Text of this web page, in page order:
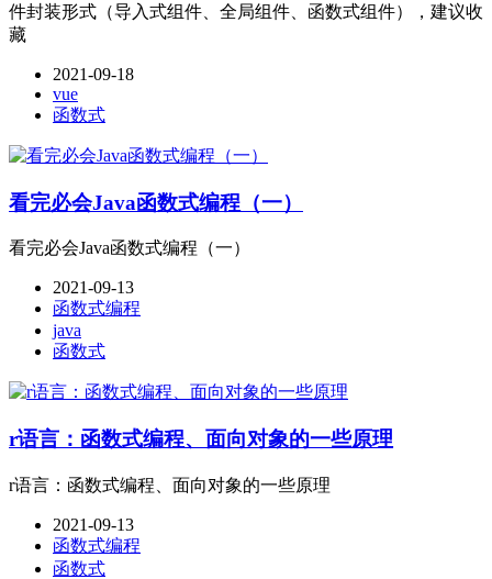
件封装形式（导入式组件、全局组件、函数式组件），建议收
藏
2021-09-18
vue
函数式
看完必会Java函数式编程（一）
看完必会Java函数式编程（一）
2021-09-13
函数式编程
java
函数式
r语言：函数式编程、面向对象的一些原理
r语言：函数式编程、面向对象的一些原理
2021-09-13
函数式编程
函数式